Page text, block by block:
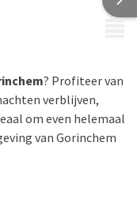
? Profiteer van
verblijven,
om even helemaal
van Gorinchem